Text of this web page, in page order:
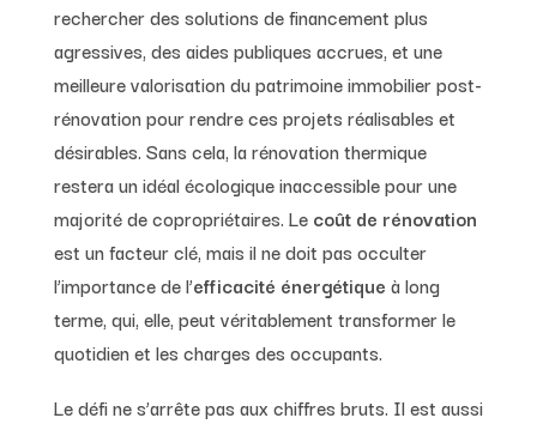
rechercher des solutions de financement plus
agressives, des aides publiques accrues, et une
meilleure valorisation du patrimoine immobilier post-
rénovation pour rendre ces projets réalisables et
désirables. Sans cela, la rénovation thermique
restera un idéal écologique inaccessible pour une
majorité de copropriétaires. Lecoût de rénovation
est un facteur clé, mais il ne doit pas occulter
l’importance de l’efficacité énergétique à long
terme, qui, elle, peut véritablement transformer le
quotidien et les charges des occupants.
Le défi ne s’arrête pas aux chiffres bruts. Il est aussi